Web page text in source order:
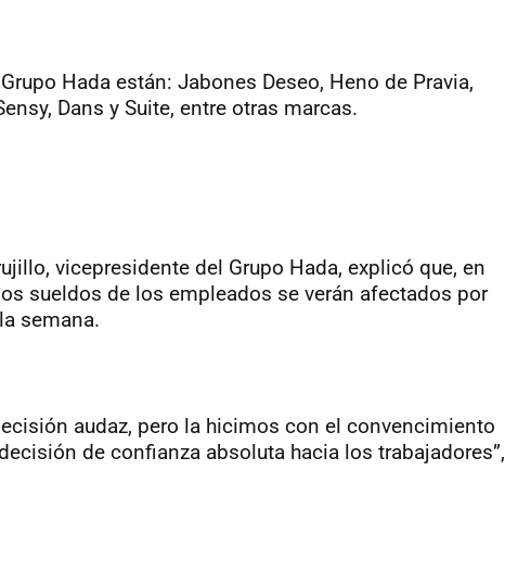
Hada están: Jabones Deseo, Heno de Pravia,
Dans y Suite, entre otras marcas.
vicepresidente del Grupo Hada, explicó que, en
sueldos de los empleados se verán afectados por
semana.
audaz, pero la hicimos con el convencimiento
de confianza absoluta hacia los trabajadores”,